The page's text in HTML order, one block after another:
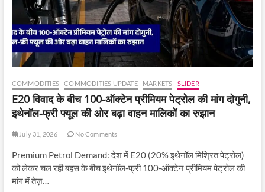
COMMODITIES COMMODITIES UPDATE MARKETS SLIDER
E20 विवाद के बीच 100-ऑक्टेन प्रीमियम पेट्रोल की मांग दोगुनी,
इथेनॉल-फ्री फ्यूल की ओर बढ़ा वाहन मालिकों का रुझान
July 31, 2026 No Comments
Premium Petrol Demand: देश में E20 (20% इथेनॉल मिश्रित पेट्रोल)
को लेकर चल रही बहस के बीच इथेनॉल-फ्री 100-ऑक्टेन प्रीमियम पेट्रोल की
मांग में तेज़…